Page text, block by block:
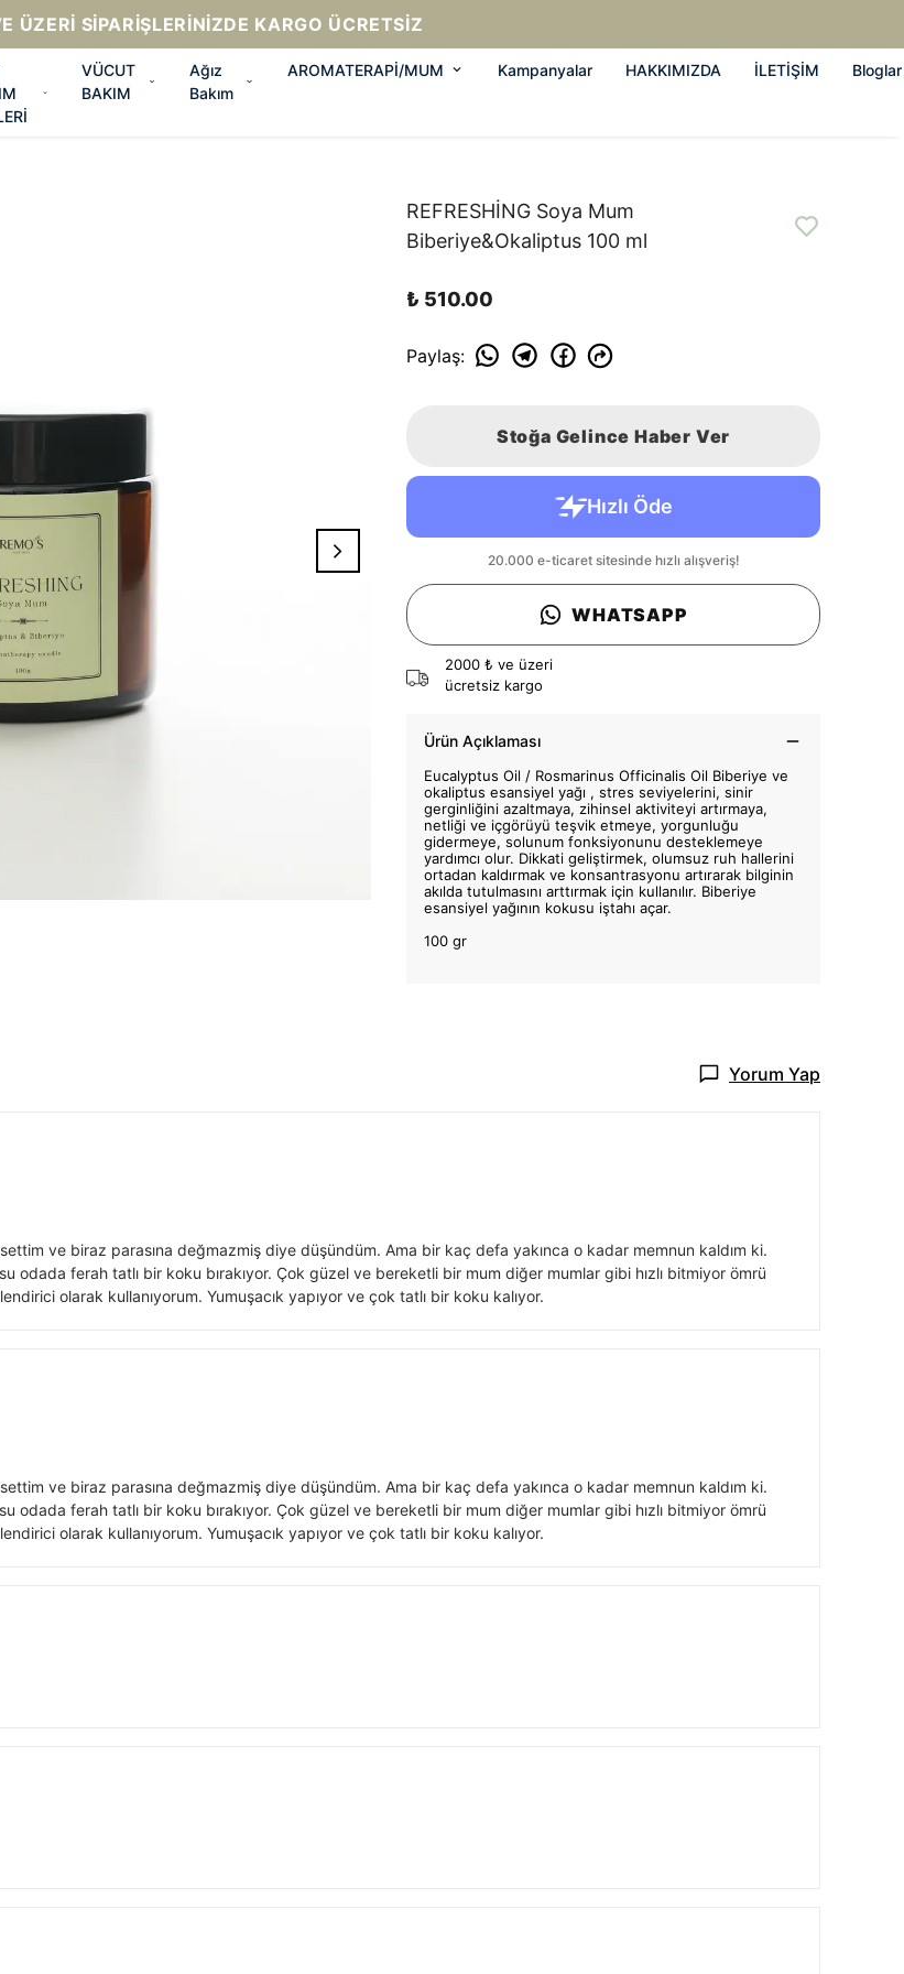
ÜZERI SIPARIŞLERINIZDE KARGO ÜCRETSIZ
VÜCUT
BAKIM
Ağız
Bakım
AROMATERAPİ/MUM Kampanyalar HAKKIMIZDA İLETİŞİM Bloglar
REFRESHİNG Soya Mum
Biberiye&Okaliptus 100 ml
₺ 510.00
Paylaş:
Stoğa Gelince Haber Ver
WHATSAPP
2000 ₺ ve üzeri
ücretsiz kargo
Ürün Açıklaması
Eucalyptus Oil / Rosmarinus Officinalis Oil Biberiye ve
okaliptus esansiyel yağı , stres seviyelerini, sinir
gerginliğini azaltmaya, zihinsel aktiviteyi artırmaya,
netliği ve içgörüyü teşvik etmeye, yorgunluğu
gidermeye, solunum fonksiyonunu desteklemeye
yardımcı olur. Dikkati geliştirmek, olumsuz ruh hallerini
ortadan kaldırmak ve konsantrasyonu artırarak bilginin
akılda tutulmasını arttırmak için kullanılır. Biberiye
esansiyel yağının kokusu iştahı açar.
100 gr
Yorum Yap
ve biraz parasına değmazmiş diye düşündüm. Ama bir kaç defa yakınca o kadar memnun kaldım ki.
odada ferah tatlı bir koku bırakıyor. Çok güzel ve bereketli bir mum diğer mumlar gibi hızlı bitmiyor ömrü
olarak kullanıyorum. Yumuşacık yapıyor ve çok tatlı bir koku kalıyor.
ve biraz parasına değmazmiş diye düşündüm. Ama bir kaç defa yakınca o kadar memnun kaldım ki.
odada ferah tatlı bir koku bırakıyor. Çok güzel ve bereketli bir mum diğer mumlar gibi hızlı bitmiyor ömrü
olarak kullanıyorum. Yumuşacık yapıyor ve çok tatlı bir koku kalıyor.